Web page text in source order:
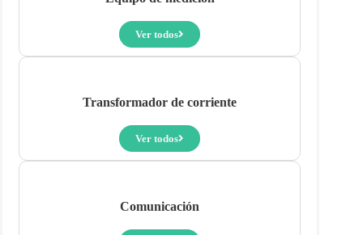
Ver todos
Transformador de corriente
Ver todos
Comunicación